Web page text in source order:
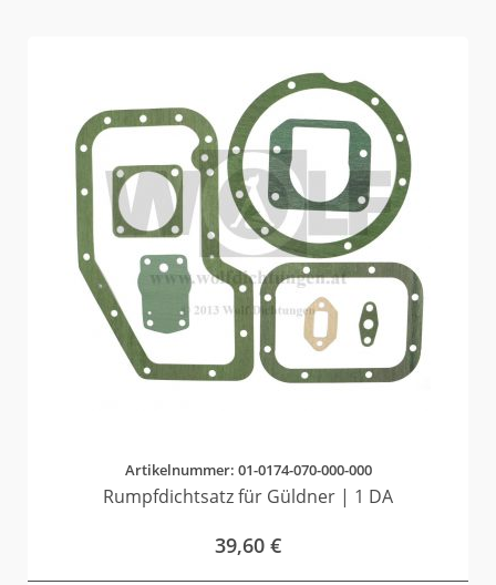
Artikelnummer: 01-0174-070-000-000
Rumpfdichtsatz für Güldner | 1 DA
39,60 €